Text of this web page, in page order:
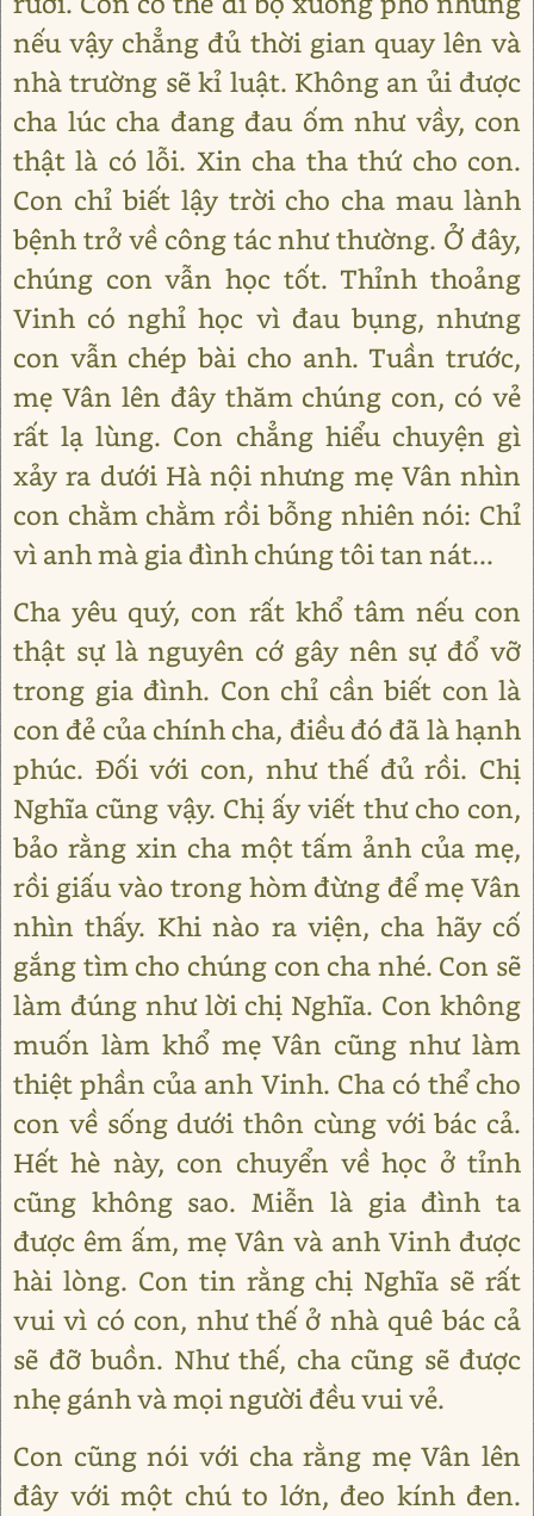
nếu vậy chẳng đủ thời gian quay lên và
nhà trường sẽ kỉ luật. Không an ủi được
cha lúc cha đang đau ốm như vầy, con
thật là có lỗi. Xin cha tha thứ cho con.
Con chỉ biết lậy trời cho cha mau lành
bệnh trở về công tác như thường. Ở đây,
chúng con vẫn học tốt. Thỉnh thoảng
Vinh có nghỉ học vì đau bụng, nhưng
con vẫn chép bài cho anh. Tuần trước,
mẹ Vân lên đây thăm chúng con, có vẻ
rất lạ lùng. Con chẳng hiểu chuyện gì
xảy ra dưới Hà nội nhưng mẹ Vân nhìn
con chằm chằm rồi bỗng nhiên nói: Chỉ
vì anh mà gia đình chúng tôi tan nát...
Cha yêu quý, con rất khổ tâm nếu con
thật sự là nguyên cớ gây nên sự đổ vỡ
trong gia đình. Con chỉ cần biết con là
con đẻ của chính cha, điều đó đã là hạnh
phúc. Đối với con, như thế đủ rồi. Chị
Nghĩa cũng vậy. Chị ấy viết thư cho con,
bảo rằng xin cha một tấm ảnh của mẹ,
rồi giấu vào trong hòm đừng để mẹ Vân
nhìn thấy. Khi nào ra viện, cha hãy cố
gắng tìm cho chúng con cha nhé. Con sẽ
làm đúng như lời chị Nghĩa. Con không
muốn làm khổ mẹ Vân cũng như làm
thiệt phần của anh Vinh. Cha có thể cho
con về sống dưới thôn cùng với bác cả.
Hết hè này, con chuyển về học ở tỉnh
cũng không sao. Miễn là gia đình ta
được êm ấm, mẹ Vân và anh Vinh được
hài lòng. Con tin rằng chị Nghĩa sẽ rất
vui vì có con, như thế ở nhà quê bác cả
sẽ đỡ buồn. Như thế, cha cũng sẽ được
nhẹ gánh và mọi người đều vui vẻ.
Con cũng nói với cha rằng mẹ Vân lên
đây với một chú to lớn, đeo kính đen.